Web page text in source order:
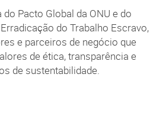
Pacto Global da ONU e do
do Trabalho Escravo,
e parceiros de negócio que
de ética, transparência e
de sustentabilidade.